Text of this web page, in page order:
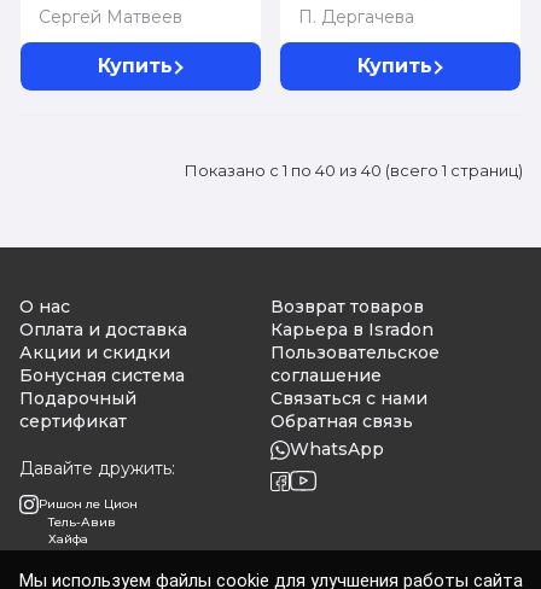
Сергей Матвеев
по чтению
Купить
П. Дергачева
писать буквы и
слова. Прописи
Купить
Показано с 1 по 40 из 40 (всего 1 страниц)
О нас
Оплата и доставка
Акции и скидки
Бонусная система
Подарочный
сертификат
Давайте дружить:
Ришон ле Цион
Тель-Авив
Хайфа
Возврат товаров
Карьера в Isradon
Пользовательское
соглашение
Связаться с нами
Обратная связь
WhatsApp
Мы используем файлы cookie для улучшения работы сайта